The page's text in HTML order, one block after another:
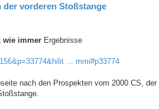
der vorderen Stoßstange
wie immer Ergebnisse
... mmi#p33774
nach den Prospekten vom 2000 CS, der